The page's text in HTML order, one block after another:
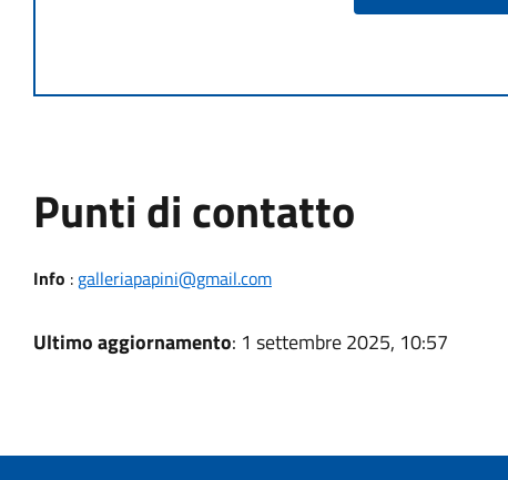
Punti di contatto
Info : galleriapapini@gmail.com
Ultimo aggiornamento: 1 settembre 2025, 10:57